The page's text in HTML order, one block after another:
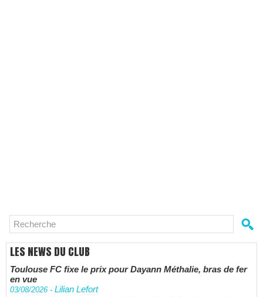
LES NEWS DU CLUB
Toulouse FC fixe le prix pour Dayann Méthalie, bras de fer
en vue
03/08/2026 - Lilian Lefort